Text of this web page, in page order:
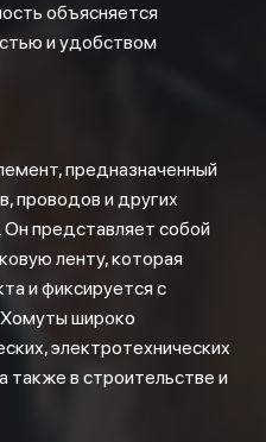
объясняется
и удобством
предназначенный
проводов и других
представляет собой
ленту, которая
и фиксируется с
широко
электротехнических
также в строительстве и